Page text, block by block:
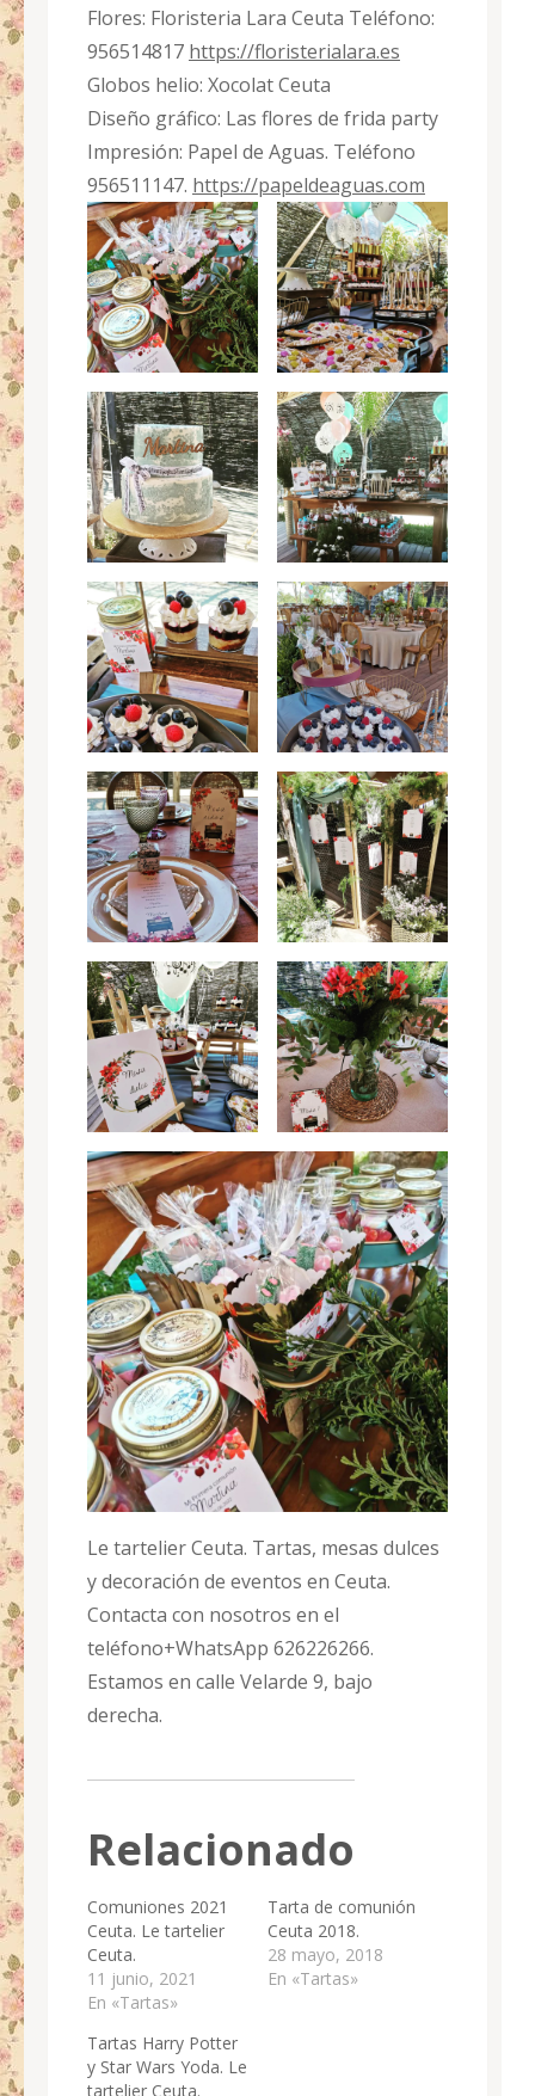
Flores: Floristeria Lara Ceuta Teléfono:
956514817 https://floristerialara.es
Globos helio: Xocolat Ceuta
Diseño gráfico: Las flores de frida party
Impresión: Papel de Aguas. Teléfono
956511147. https://papeldeaguas.com
Le tartelier Ceuta. Tartas, mesas dulces
y decoración de eventos en Ceuta.
Contacta con nosotros en el
teléfono+WhatsApp 626226266.
Estamos en calle Velarde 9, bajo
derecha.
Relacionado
Comuniones 2021
Ceuta. Le tartelier
Ceuta.
11 junio, 2021
En «Tartas»
Tarta de comunión
Ceuta 2018.
28 mayo, 2018
En «Tartas»
Tartas Harry Potter
y Star Wars Yoda. Le
tartelier Ceuta.